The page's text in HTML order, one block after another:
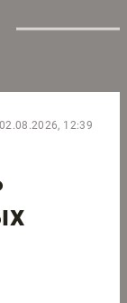
02.08.2026, 12:39